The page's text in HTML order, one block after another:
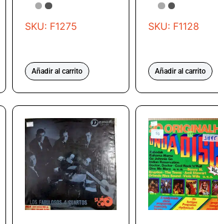
SKU: F1275
Añadir al carrito
SKU: F1128
Añadir al carrito